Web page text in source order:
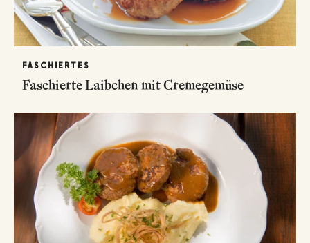
FASCHIERTES
Faschierte Laibchen mit Cremegemüse